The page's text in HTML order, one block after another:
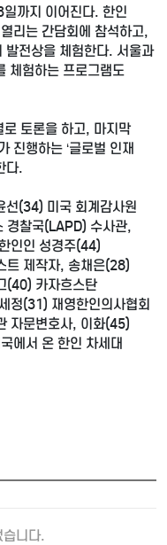
까지 이어진다. 한인
리는 간담회에 참석하고,
발전상을 체험한다. 서울과
체험하는 프로그램도
토론을 하고, 마지막
진행하는 ‘글로벌 인재
다.
선(34) 미국 회계감사원
경찰국(LAPD) 수사관,
인인 성경주(44)
트 제작자, 송채은(28)
(40) 카자흐스탄
정(31) 재영한인의사협회
자문변호사, 이화(45)
에서 온 한인 차세대
습니다.